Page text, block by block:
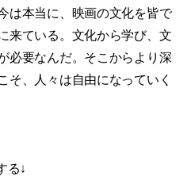
は本当に、映画の文化を皆で
来ている。文化から学び、文
必要なんだ。そこからより深
そ、人々は自由になっていく
る↓